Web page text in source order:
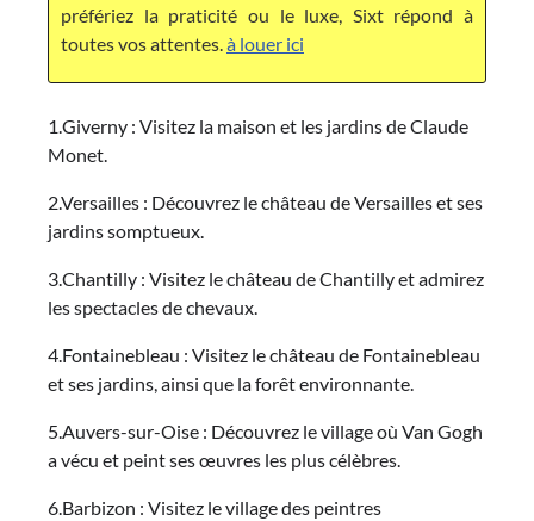
préfériez la praticité ou le luxe, Sixt répond à
toutes vos attentes.à louer ici
1.Giverny : Visitez la maison et les jardins de Claude
Monet.
2.Versailles : Découvrez le château de Versailles et ses
jardins somptueux.
3.Chantilly : Visitez le château de Chantilly et admirez
les spectacles de chevaux.
4.Fontainebleau : Visitez le château de Fontainebleau
et ses jardins, ainsi que la forêt environnante.
5.Auvers-sur-Oise : Découvrez le village où Van Gogh
a vécu et peint ses œuvres les plus célèbres.
6.Barbizon : Visitez le village des peintres